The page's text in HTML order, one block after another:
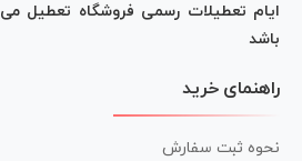
ایام تعطیلات رسمی فروشگاه تعطیل می
باشد
راهنمای خرید
نحوه ثبت سفارش